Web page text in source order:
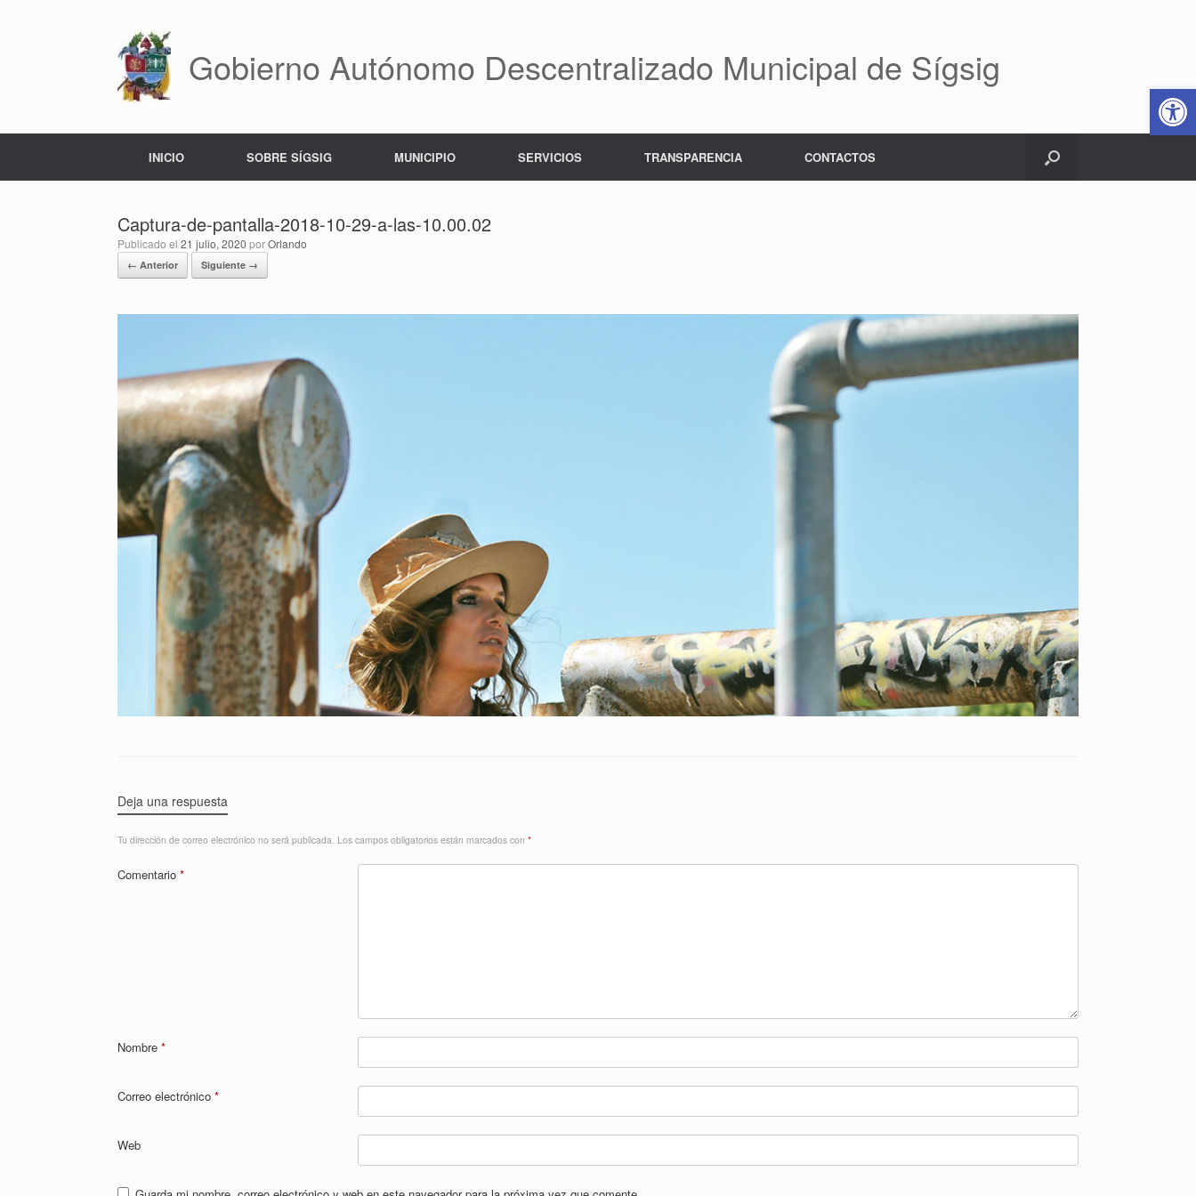
Abrir
Gobierno Autónomo Descentralizado Municipal de Sígsig
INICIO SOBRE SÍGSIG MUNICIPIO SERVICIOS TRANSPARENCIA CONTACTOS
Captura-de-pantalla-2018-10-29-a-las-10.00.02
Publicado el 21 julio, 2020 porOrlando
← Anterior Siguiente →
Deja una respuesta
Tu dirección de correo electrónico no será publicada. Los campos obligatorios están marcados con *
Comentario *
Nombre *
Correo electrónico *
Web